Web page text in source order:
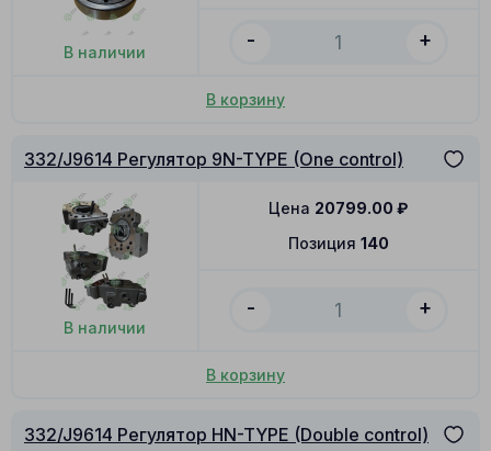
В наличии
- +
В корзину
332/J9614 Регулятор 9N-TYPE (One control)
В наличии
Позиция 140
Цена 20799.00 ₽
- +
В корзину
332/J9614 Регулятор HN-TYPE (Double control)